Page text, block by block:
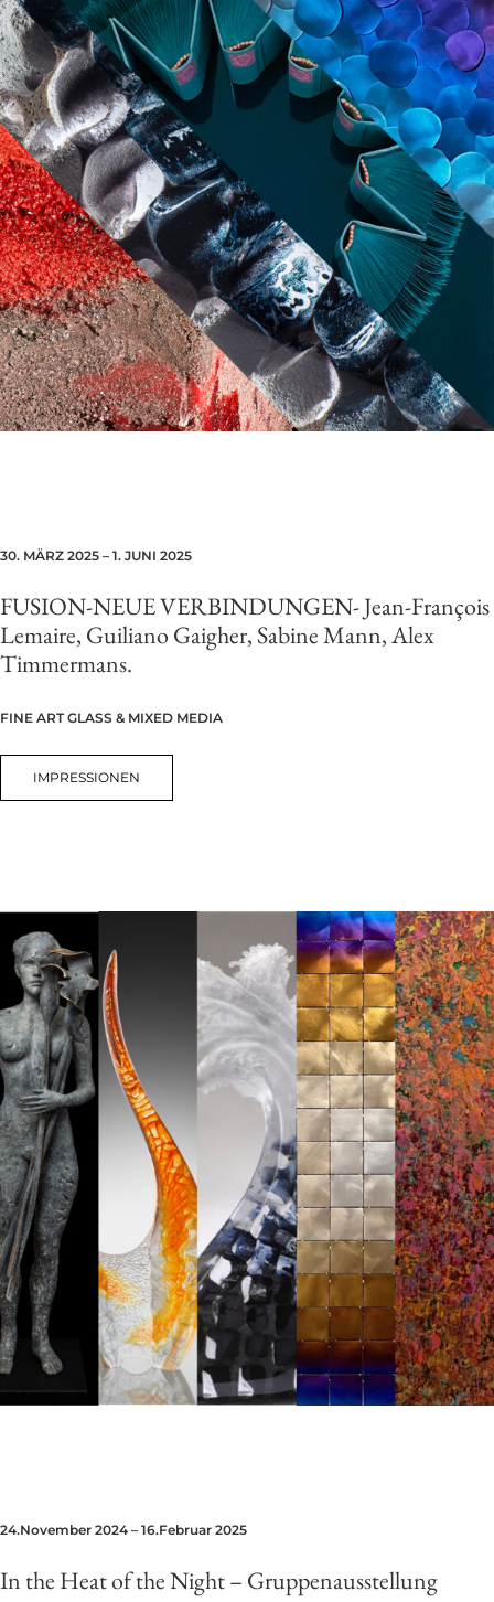
30. MÄRZ 2025 – 1. JUNI 2025
FUSION-NEUE VERBINDUNGEN-Jean-François
Lemaire, Guiliano Gaigher, Sabine Mann, Alex
Timmermans.
FINE ART GLASS & MIXED MEDIA
IMPRESSIONEN
24.November 2024 – 16.Februar 2025
In the Heat of the Night – Gruppenausstellung